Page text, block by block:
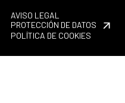
AVISO LEGAL
PROTECCIÓN DE DATOS
POLÍTICA DE COOKIES